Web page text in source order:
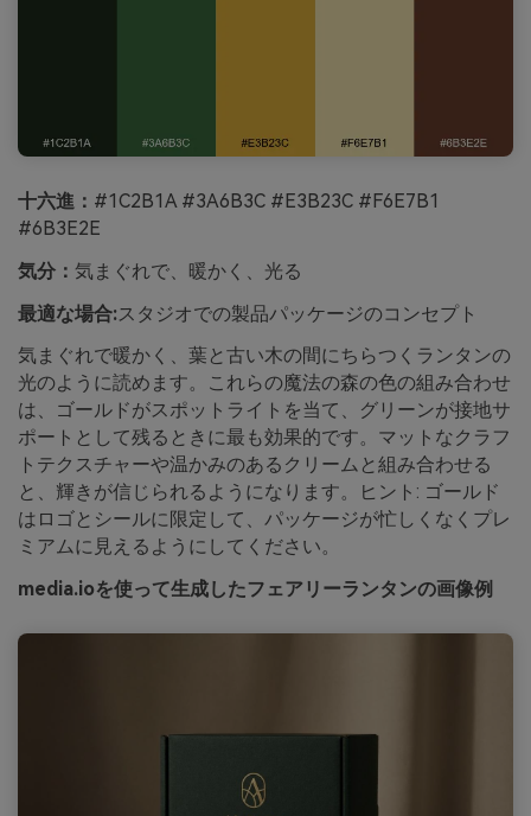
十六進： #1C2B1A #3A6B3C #E3B23C #F6E7B1
#6B3E2E
気分： 気まぐれで、暖かく、光る
最適な場合:スタジオでの製品パッケージのコンセプト
気まぐれで暖かく、葉と古い木の間にちらつくランタンの
光のように読めます。これらの魔法の森の色の組み合わせ
は、ゴールドがスポットライトを当て、グリーンが接地サ
ポートとして残るときに最も効果的です。マットなクラフ
トテクスチャーや温かみのあるクリームと組み合わせる
と、輝きが信じられるようになります。ヒント: ゴールド
はロゴとシールに限定して、パッケージが忙しくなくプレ
ミアムに見えるようにしてください。
media.ioを使って生成したフェアリーランタンの画像例